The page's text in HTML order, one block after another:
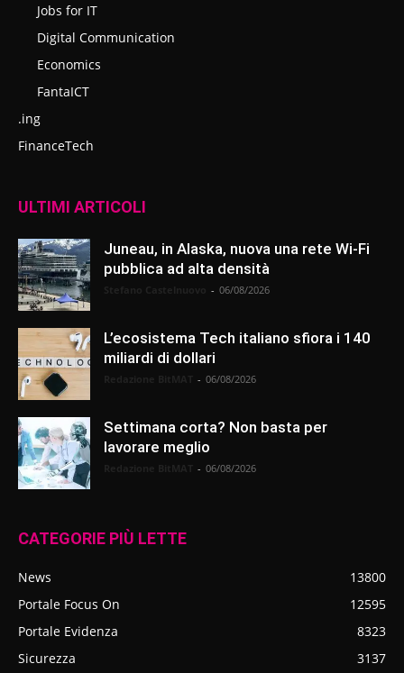
Jobs for IT
Digital Communication
Economics
FantaICT
.ing
FinanceTech
ULTIMI ARTICOLI
Juneau, in Alaska, nuova una rete Wi-Fi
pubblica ad alta densità
- 06/08/2026
L’ecosistema Tech italiano sfiora i 140
miliardi di dollari
- 06/08/2026
Settimana corta? Non basta per
lavorare meglio
- 06/08/2026
CATEGORIE PIÙ LETTE
News
13800
Portale Focus On
12595
Portale Evidenza
8323
Sicurezza
3137